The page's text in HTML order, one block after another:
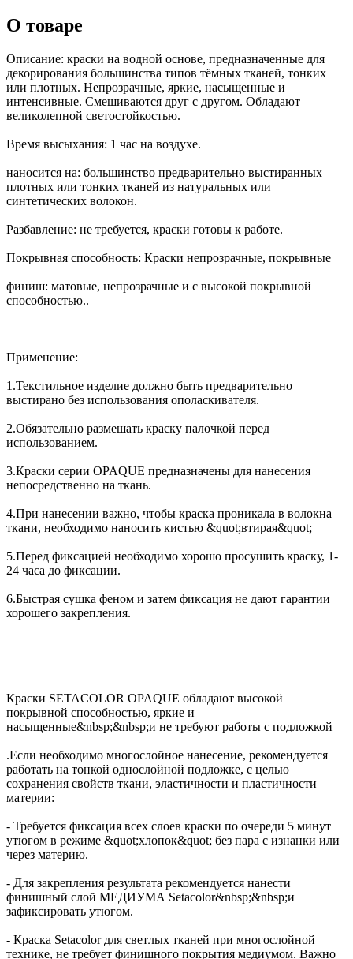
О товаре
Описание: краски на водной основе, предназначенные для
декорирования большинства типов тёмных тканей, тонких
или плотных. Непрозрачные, яркие, насыщенные и
интенсивные. Смешиваются друг с другом. Обладают
великолепной светостойкостью.
Время высыхания: 1 час на воздухе.
наносится на: большинство предварительно выстиранных
плотных или тонких тканей из натуральных или
синтетических волокон.
Разбавление: не требуется, краски готовы к работе.
Покрывная способность: Краски непрозрачные, покрывные
финиш: матовые, непрозрачные и с высокой покрывной
способностью..
Применение:
1.Текстильное изделие должно быть предварительно
выстирано без использования ополаскивателя.
2.Обязательно размешать краску палочкой перед
использованием.
3.Краски серии OPAQUE предназначены для нанесения
непосредственно на ткань.
4.При нанесении важно, чтобы краска проникала в волокна
ткани, необходимо наносить кистью &quot;втирая&quot;
5.Перед фиксацией необходимо хорошо просушить краску, 1-
24 часа до фиксации.
6.Быстрая сушка феном и затем фиксация не дают гарантии
хорошего закрепления.
Краски SETACOLOR OPAQUE обладают высокой
покрывной способностью, яркие и
насыщенные&nbsp;&nbsp;и не требуют работы с подложкой
.Если необходимо многослойное нанесение, рекомендуется
работать на тонкой однослойной подложке, с целью
сохранения свойств ткани, эластичности и пластичности
материи:
- Требуется фиксация всех слоев краски по очереди 5 минут
утюгом в режиме &quot;хлопок&quot; без пара с изнанки или
через материю.
- Для закрепления результата рекомендуется нанести
финишный слой МЕДИУМА Setacolor&nbsp;&nbsp;и
зафиксировать утюгом.
- Краска Setacolor для светлых тканей при многослойной
технике, не требует финишного покрытия медиумом. Важно